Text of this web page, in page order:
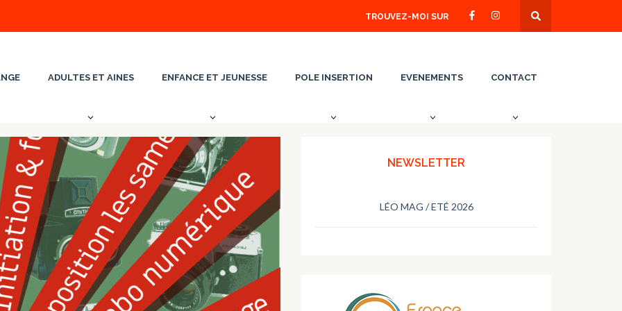
TROUVEZ-MOI SUR
ADULTES ET AINES ENFANCE ET JEUNESSE POLE INSERTION EVENEMENTS CONTACT
NEWSLETTER
LÉO MAG / ETÉ 2026